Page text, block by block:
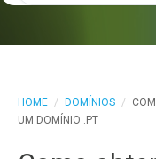
HOME / DOMÍNIOS /
UM DOMÍNIO .PT